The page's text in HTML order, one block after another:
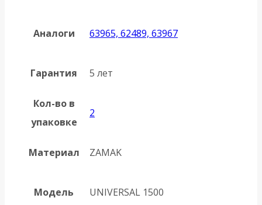
Аналоги 63965, 62489, 63967
Гарантия 5 лет
Кол-во в
упаковке
2
Материал ZAMAK
Модель UNIVERSAL 1500